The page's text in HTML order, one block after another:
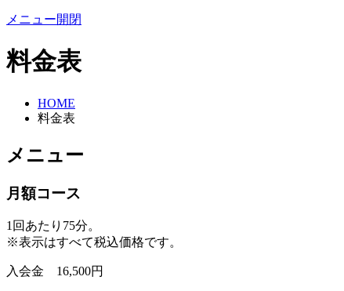
メニュー開閉
料金表
HOME
料金表
メニュー
月額コース
1回あたり75分。
※表示はすべて税込価格です。
入会金 16,500円